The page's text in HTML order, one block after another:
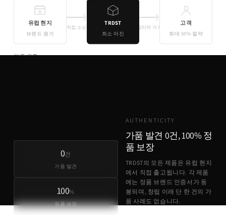
유럽 현지
브랜드 원가
직접 소싱
TRDST
최소 마진
합리적 가격
고객
최대 50% 절약
기존 유통
AUTHENTICITY
가품 발견 0건, 100% 정
품 보장
TRDST의 모든 제품은 유럽 현지
에서 직접 출고됩니다. 각 제품
에는 정품 브랜드 인증서가 동
봉되며, 창립 이래 단 한 건의 가
품 사례도 없습니다.
0건
가품 발견
100%
정품 보장